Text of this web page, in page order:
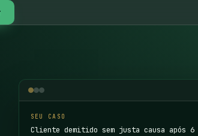
SEU CASO
Cliente demitido sem justa causa após